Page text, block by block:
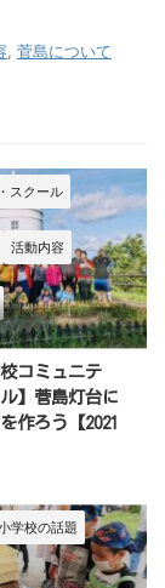
菅島について
スクール
活動内容
校コミュニテ
】菅島灯台に
作ろう【2021
議会）では、
菅島灯台の付属官
んと整備された水仙
動をしています。
学校の話題